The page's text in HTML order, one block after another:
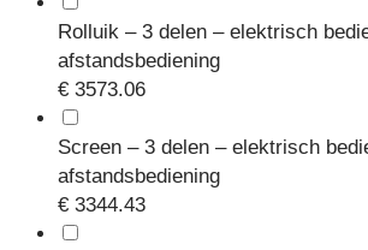
Rolluik – 3 delen – elektrisch
afstandsbediening
€ 3573.06
Screen – 3 delen – elektrisch
afstandsbediening
€ 3344.43